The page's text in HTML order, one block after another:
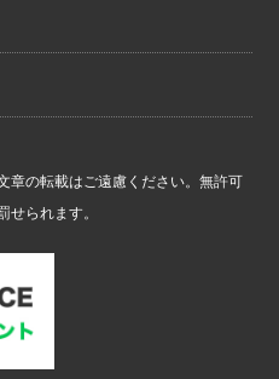
章の転載はご遠慮ください。無許可
せられます。